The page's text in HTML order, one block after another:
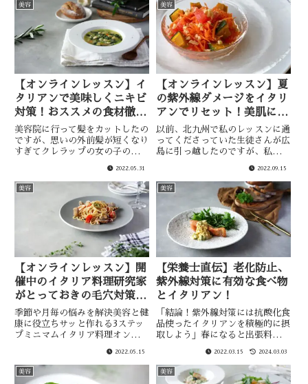
美容
【オンラインレッスン】イ
タリアンで美味しくニキビ
対策！おススメの食材徹底
解説！
美容院に行って髪をカットしたの
ですが、思いの外前髪が短くなり
すぎてクレラップの女の子のよう
でこです。今回は「【オンライン
レッスン】イタリアンで美味しく
ニキビ対策！おススメの食材徹底
解説」をお伝え致します。大人
2022.05.31
美容
【オンラインレッスン】夏
の紫外線ダメージをイタリ
アンでリセット！美肌に効
く食べものとは？
以前、北九州で私のレッスンに通
ってくださっていた生徒さんが広
島に引っ越したのですが、私も広
くことができました。教室業をや
っていて思うのは、優しい生徒さ
ん達と出会えてよかったなぁとシ
ミジミ感じるおがさひでこで
す。...
2022.09.15
美容
【オンラインレッスン】開
催中のイタリア料理研究家
がとっておきの毛穴対策美
肌メニュー教えます！
季節や月毎の悩みを解決美容と健
康に役立ちサッと作れる3ステッ
プミニマムイタリア料理オンライ
2022.05.15
美容
【栄養士直伝】老化防止、
紫外線対策に有効な食べ物
とイタリアン！
「結論！紫外線対策には抗酸化食
品使ったイタリアンを積極的に摂
取しよう」春になると出張料理の
マスクを探していたら夫から「ユ
ニクロのエアリズムマスクは
UV90％カットでマスクの中で一
2022.03.15 2024.03.03
美容 美容